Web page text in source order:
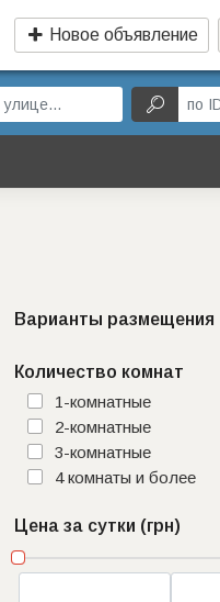
Новое объявление
Варианты размещения
Количество комнат
1-комнатные
2-комнатные
3-комнатные
4 комнаты и более
Цена за сутки (грн)